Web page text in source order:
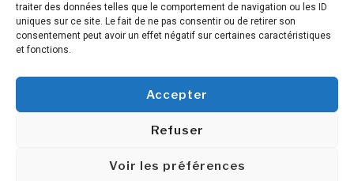
traiter des données telles que le comportement de navigation ou les ID
uniques sur ce site. Le fait de ne pas consentir ou de retirer son
consentement peut avoir un effet négatif sur certaines caractéristiques
et fonctions.
Accepter
Refuser
Voir les préférences
FAQ
Blog
Contact
Conditions générales de vente